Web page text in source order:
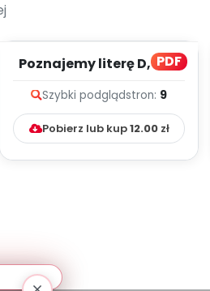
PDF
Poznajemy literę D, cz. 1
Szybki podglądstron: 9
Pobierz lub kup12.00zł